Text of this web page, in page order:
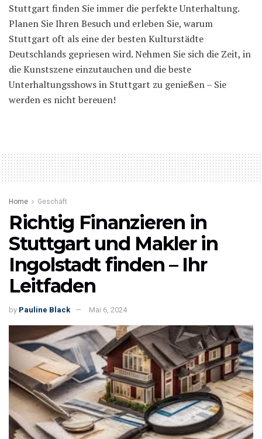
Stuttgart finden Sie immer die perfekte Unterhaltung.
Planen Sie Ihren Besuch und erleben Sie, warum
Stuttgart oft als eine der besten Kulturstädte
Deutschlands gepriesen wird. Nehmen Sie sich die Zeit, in
die Kunstszene einzutauchen und die beste
Unterhaltungsshows in Stuttgart zu genießen – Sie
werden es nicht bereuen!
Home Geschäft
Richtig Finanzieren in
Stuttgart und Makler in
Ingolstadt finden – Ihr
Leitfaden
by Pauline Black Mai 6, 2024